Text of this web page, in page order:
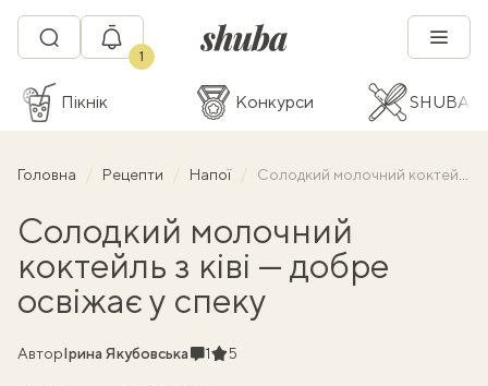
1
Пікнік Конкурси SHUBA
Головна Рецепти Напої Солодкий молочний коктейль з ківі — добре освіжає у спеку
Солодкий молочний
коктейль з ківі — добре
освіжає у спеку
АвторІрина ЯкубовськаКоментарі
1Рейтинг
5